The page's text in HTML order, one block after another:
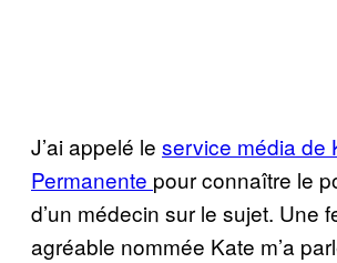
J’ai appelé le service média de
Permanente pour connaître le
d’un médecin sur le sujet. Une
agréable nommée Kate m’a